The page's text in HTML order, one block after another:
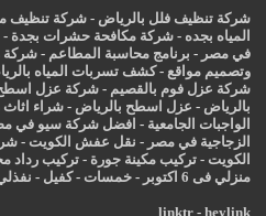
شركة تنظيف فلل بالرياض -شركة تنظيف
المياه بجده -شركة مكافحة حشرات بجدة -
في مصر - برنامج محاسبة المطاعم -شركة
وتصميم مواقع -كشف تسربات المياه
شركة عزل فوم بالقصيم -شركة عزل اسطح
بالرياض - عزل اسطح بالرياض -شراء
الواجبات الجامعية - افضل شركة سيو في
الزجاجية في مصر - نقل عفش الكويت -
الكويت -تركيب مكينة جورة -تركيب رداد
منزلي فى 6 اكتوبر
-خمسات -كفيل -
linktr- heylink